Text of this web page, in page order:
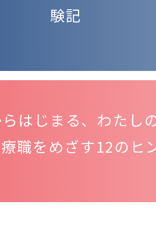
験記
はじまる、わたし
職をめざす12のヒ